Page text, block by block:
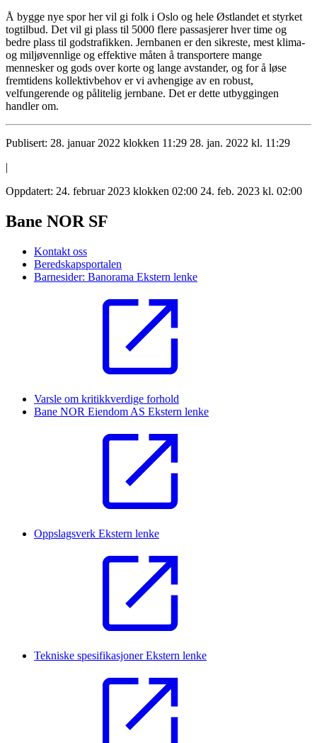
Å bygge nye spor her vil gi folk i Oslo og hele Østlandet et styrket
togtilbud. Det vil gi plass til 5000 flere passasjerer hver time og
bedre plass til godstrafikken. Jernbanen er den sikreste, mest klima-
og miljøvennlige og effektive måten å transportere mange
mennesker og gods over korte og lange avstander, og for å løse
fremtidens kollektivbehov er vi avhengige av en robust,
velfungerende og pålitelig jernbane. Det er dette utbyggingen
handler om.
Publisert: 28. januar 2022 klokken 11:29 28. jan. 2022 kl. 11:29
|
Oppdatert: 24. februar 2023 klokken 02:00 24. feb. 2023 kl. 02:00
Bane NOR SF
Kontakt oss
Beredskapsportalen
Barnesider: Banorama Ekstern lenke
Varsle om kritikkverdige forhold
Bane NOR Eiendom AS Ekstern lenke
Oppslagsverk Ekstern lenke
Tekniske spesifikasjonerEkstern lenke